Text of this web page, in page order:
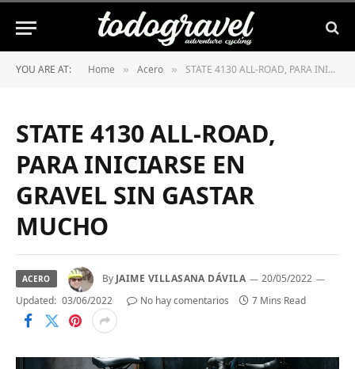
YOU ARE AT: Home » Acero » STATE 4130 ALL-ROAD, PARA INICIARSE EN GRAVEL SIN GASTAR MUCHO
STATE 4130 ALL-ROAD,
PARA INICIARSE EN
GRAVEL SIN GASTAR
MUCHO
ACERO By JAIME VILLASANA DÁVILA
20/05/2022
Updated: 03/06/2022 No hay comentarios 7 Mins Read